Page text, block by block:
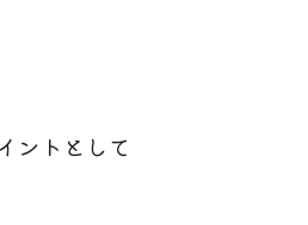
ントとして